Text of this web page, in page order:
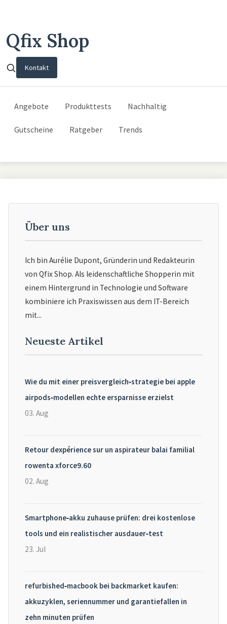
Qfix Shop
Kontakt
Angebote Produkttests Nachhaltig
Gutscheine Ratgeber Trends
Über uns
Ich bin Aurélie Dupont, Gründerin und Redakteurin
von Qfix Shop. Als leidenschaftliche Shopperin mit
einem Hintergrund in Technologie und Software
kombiniere ich Praxiswissen aus dem IT-Bereich
mit...
Neueste Artikel
Wie du mit einer preisvergleich‑strategie bei apple
airpods‑modellen echte ersparnisse erzielst
03. Aug
Retour dexpérience sur un aspirateur balai familial
rowenta xforce9.60
02. Aug
Smartphone‑akku zuhause prüfen: drei kostenlose
tools und ein realistischer ausdauer‑test
23. Jul
refurbished‑macbook bei backmarket kaufen:
akkuzyklen, seriennummer und garantiefallen in
zehn minuten prüfen